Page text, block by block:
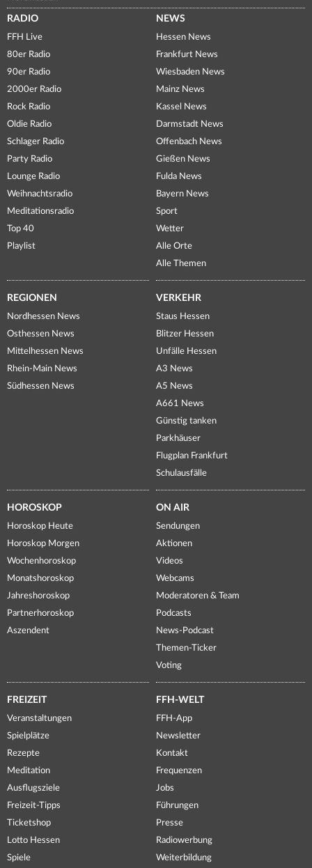
RADIO
FFH Live
80er Radio
90er Radio
2000er Radio
Rock Radio
Oldie Radio
Schlager Radio
Party Radio
Lounge Radio
Weihnachtsradio
Meditationsradio
Top 40
Playlist
NEWS
Hessen News
Frankfurt News
Wiesbaden News
Mainz News
Kassel News
Darmstadt News
Offenbach News
Gießen News
Fulda News
Bayern News
Sport
Wetter
Alle Orte
Alle Themen
REGIONEN
Nordhessen News
Osthessen News
Mittelhessen News
Rhein-Main News
Südhessen News
VERKEHR
Staus Hessen
Blitzer Hessen
Unfälle Hessen
A3 News
A5 News
A661 News
Günstig tanken
Parkhäuser
Flugplan Frankfurt
Schulausfälle
HOROSKOP
Horoskop Heute
Horoskop Morgen
Wochenhoroskop
Monatshoroskop
Jahreshoroskop
Partnerhoroskop
Aszendent
ON AIR
Sendungen
Aktionen
Videos
Webcams
Moderatoren & Team
Podcasts
News-Podcast
Themen-Ticker
Voting
FREIZEIT
Veranstaltungen
Spielplätze
Rezepte
Meditation
Ausflugsziele
Freizeit-Tipps
Ticketshop
Lotto Hessen
Spiele
FFH-WELT
FFH-App
Newsletter
Kontakt
Frequenzen
Jobs
Führungen
Presse
Radiowerbung
Weiterbildung